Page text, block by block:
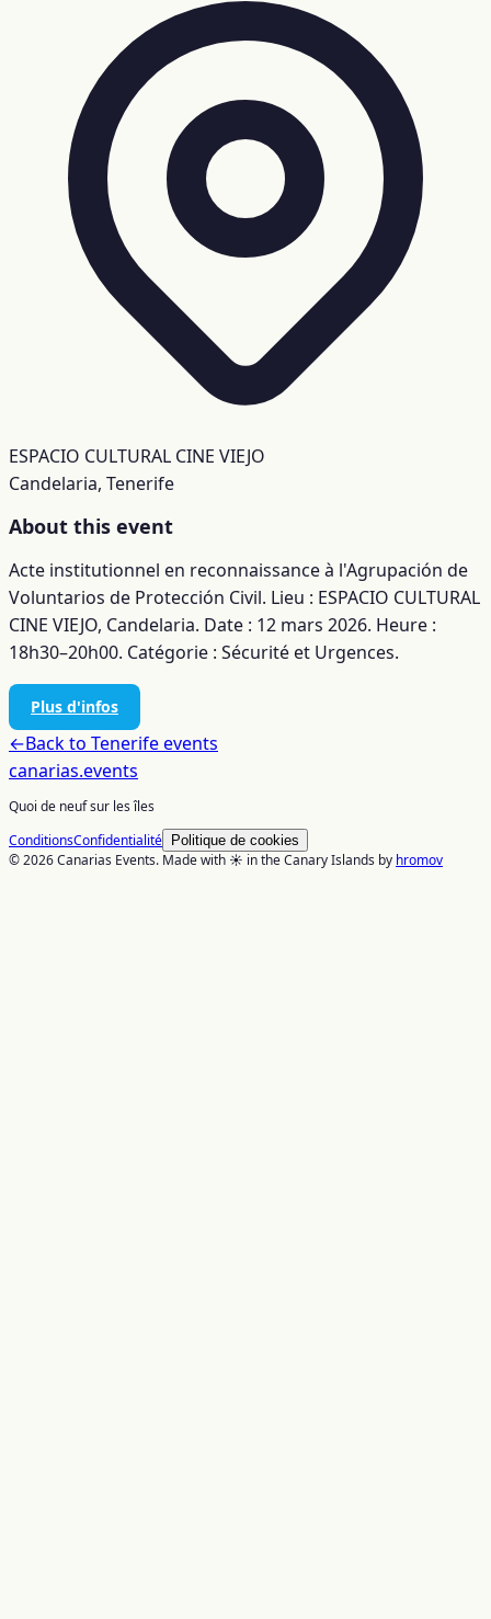
ESPACIO CULTURAL CINE VIEJO
Candelaria, Tenerife
About this event
Acte institutionnel en reconnaissance à l'Agrupación de
Voluntarios de Protección Civil. Lieu : ESPACIO CULTURAL
CINE VIEJO, Candelaria. Date : 12 mars 2026. Heure :
18h30–20h00. Catégorie : Sécurité et Urgences.
Plus d'infos
←Back to Tenerifeevents
canarias.events
Quoi de neuf sur les îles
ConditionsConfidentialité Politique de cookies
© 2026 Canarias Events. Made with ☀️ in the Canary Islands by hromov